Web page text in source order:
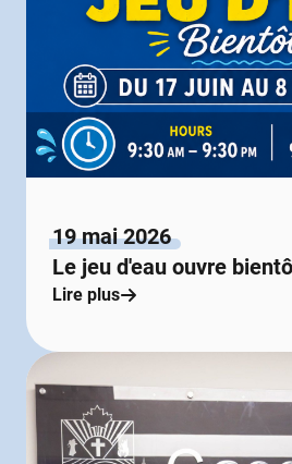
19 mai 2026
Le jeu d'eau ouvre
Lire plus